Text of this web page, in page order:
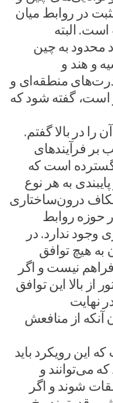
در روابط میان
البته
محدود به چین
و هند و
منطقه‌ای و
است، گفته شود که
در بالا گفتم.
بر فرآیندهای
است که
به هر نوع
درون‌ساختاری
حوزه روابط
ندارد. در
هیچ توافق
نیست و اگر
از بالا این توافق
نهایت
آنکه از منافعش
این رویکرد باید
می‌توانند و
شوند و اگر